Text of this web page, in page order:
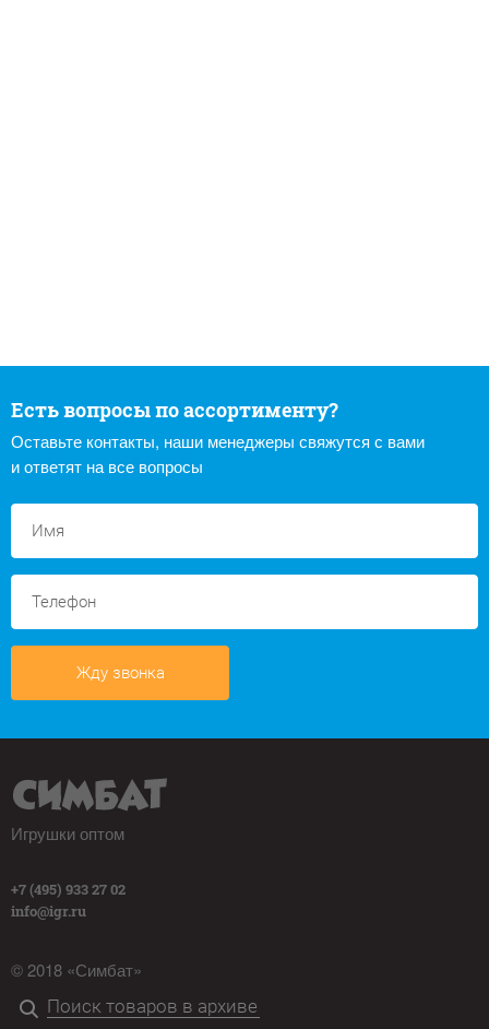
Есть вопросы по ассортименту?
Оставьте контакты, наши менеджеры свяжутся с вами
и ответят на все вопросы
Жду звонка
Игрушки оптом
+7 (495) 933 27 02
info@igr.ru
© 2018 «Симбат»